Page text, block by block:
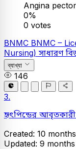
Angina
0%
0 votes
BNMC BNMC –
Nursing) সাধারণ
ব্যাখ্যা
146
3.
হৃৎপিন্ডের আবৃতকারী
Created: 10
Updated: 9